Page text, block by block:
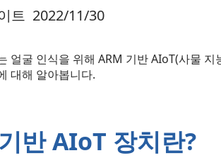
트 2022/11/30
얼굴 인식을 위해 ARM 기반 AIoT(사물
대해 알아봅니다.
반 AIoT 장치란?